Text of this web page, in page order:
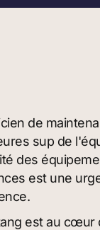
de
sup de
des
est une
est au cœur